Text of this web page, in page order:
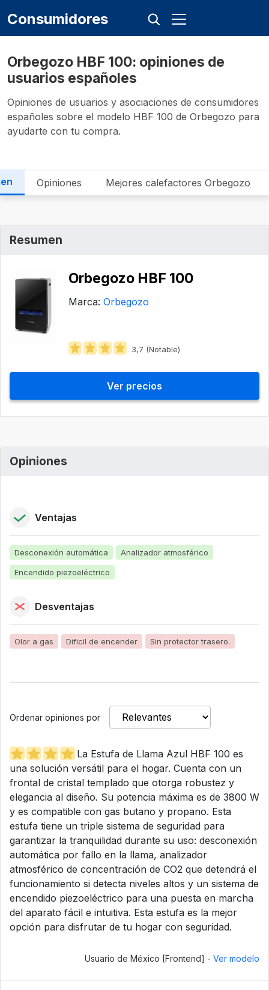
Consumidores
Orbegozo ‎HBF 100: opiniones de
usuarios españoles
Opiniones de usuarios y asociaciones de consumidores
españoles sobre el modelo ‎HBF 100 de Orbegozo para
ayudarte con tu compra.
Opiniones Mejores calefactores Orbegozo
Resumen
Orbegozo ‎HBF 100
Marca: Orbegozo
3,7 (Notable)
Ver precios
Opiniones
Ventajas
Desconexión automática Analizador atmosférico
Encendido piezoeléctrico
Desventajas
Olor a gas Dificil de encender Sin protector trasero.
Ordenar opiniones por
La Estufa de Llama Azul HBF 100 es
una solución versátil para el hogar. Cuenta con un
frontal de cristal templado que otorga robustez y
elegancia al diseño. Su potencia máxima es de 3800 W
y es compatible con gas butano y propano. Esta
estufa tiene un triple sistema de seguridad para
garantizar la tranquilidad durante su uso: desconexión
automática por fallo en la llama, analizador
atmosférico de concentración de CO2 que detendrá el
funcionamiento si detecta niveles altos y un sistema de
encendido piezoeléctrico para una puesta en marcha
del aparato fácil e intuitiva. Esta estufa es la mejor
opción para disfrutar de tu hogar con seguridad.
Usuario de México [Frontend] - Ver modelo